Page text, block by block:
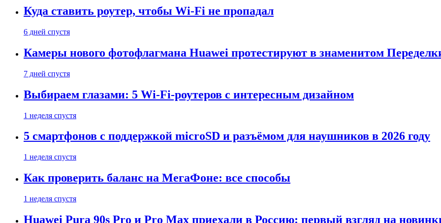
Куда ставить роутер, чтобы Wi-Fi не пропадал
6 дней спустя
Камеры нового фотофлагмана Huawei протестируют в знаменитом
7 дней спустя
Выбираем глазами: 5 Wi-Fi-роутеров с интересным дизайном
1 неделя спустя
5 смартфонов с поддержкой microSD и разъёмом для наушников в 2026 году
1 неделя спустя
Как проверить баланс на МегаФоне: все способы
1 неделя спустя
Huawei Pura 90s Pro и Pro Max приехали в Россию: первый взгляд на